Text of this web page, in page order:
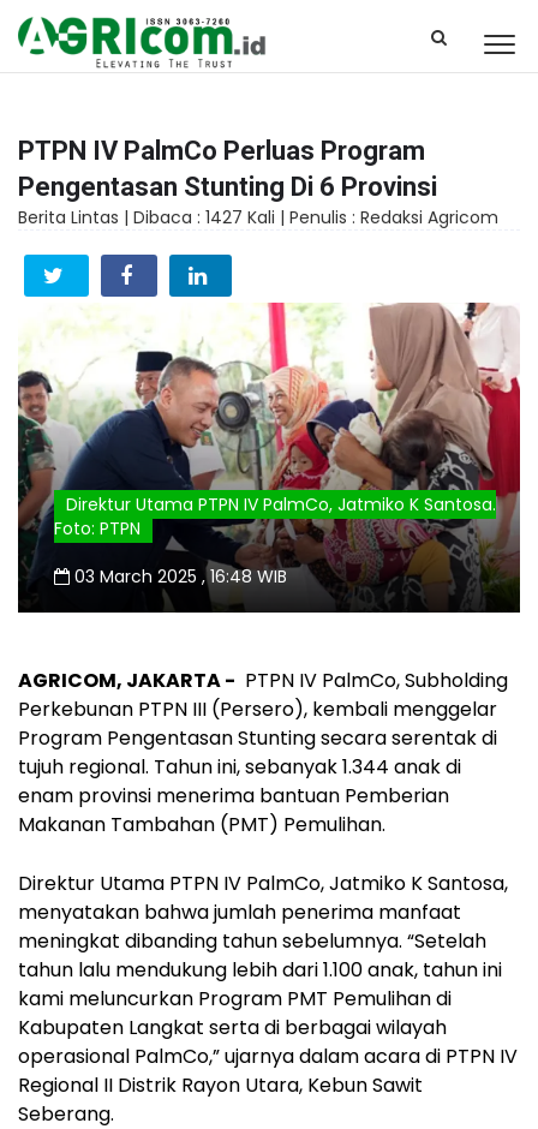
PTPN IV PalmCo Perluas Program
Pengentasan Stunting Di 6 Provinsi
Berita Lintas | Dibaca : 1427 Kali | Penulis : Redaksi Agricom
Direktur Utama PTPN IV PalmCo, Jatmiko K Santosa.
Foto: PTPN
03 March 2025 , 16:48 WIB
AGRICOM, JAKARTA - PTPN IV PalmCo, Subholding
Perkebunan PTPN III (Persero), kembali menggelar
Program Pengentasan Stunting secara serentak di
tujuh regional. Tahun ini, sebanyak 1.344 anak di
enam provinsi menerima bantuan Pemberian
Makanan Tambahan (PMT) Pemulihan.
Direktur Utama PTPN IV PalmCo, Jatmiko K Santosa,
menyatakan bahwa jumlah penerima manfaat
meningkat dibanding tahun sebelumnya. “Setelah
tahun lalu mendukung lebih dari 1.100 anak, tahun ini
kami meluncurkan Program PMT Pemulihan di
Kabupaten Langkat serta di berbagai wilayah
operasional PalmCo,” ujarnya dalam acara di PTPN IV
Regional II Distrik Rayon Utara, Kebun Sawit
Seberang.